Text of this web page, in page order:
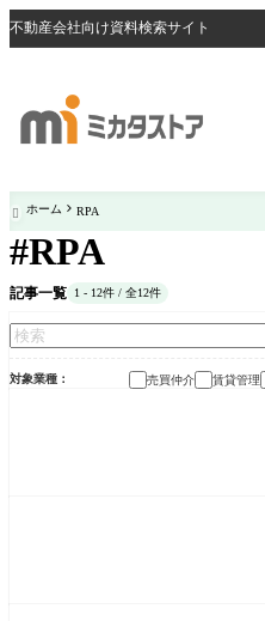
不動産会社向け資料検索サイト
 ホーム RPA
#RPA
記事一覧 1 - 12件 / 全12件
対象業種 売買仲介 賃貸管理